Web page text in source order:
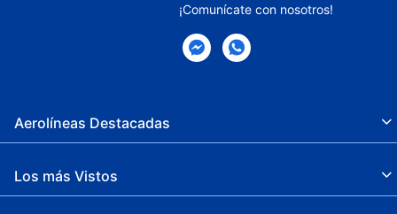
¡Comunícate con nosotros!
Aerolíneas Destacadas
Los más Vistos